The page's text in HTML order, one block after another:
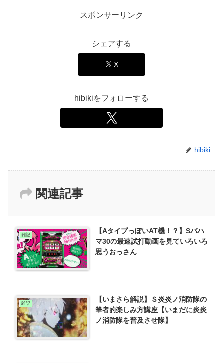
スポンサーリンク
シェアする
X
hibikiをフォローする
hibiki
関連記事
雑記
【AタイプっぽいAT機！？】Sバハ
マ30の最速試打動画を見ていろいろ
思うおっさん
雑記
【いまさら解説】Ｓ炎炎ノ消防隊の
筆者的楽しみ方講座【いまだに炎炎
ノ消防隊を普及させ隊】